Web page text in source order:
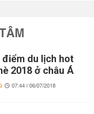
điểm du lịch hot
2018 ở châu Á
07:44 | 06/07/2018